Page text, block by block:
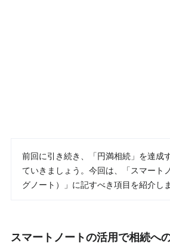
前回に引き続き、「円満相続」を達成
ていきましょう。今回は、「スマート
グノート）」に記すべき項目を紹介しま
スマートノートの活用で相続へ